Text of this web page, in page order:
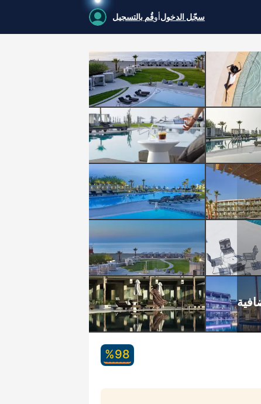
سجّل الدخولأوقُم بالتسجيل
98‏%